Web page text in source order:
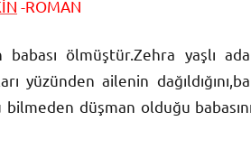
-ROMAN
ölmüştür.Zehra yaşlı
yüzünden ailenin
düşman olduğu